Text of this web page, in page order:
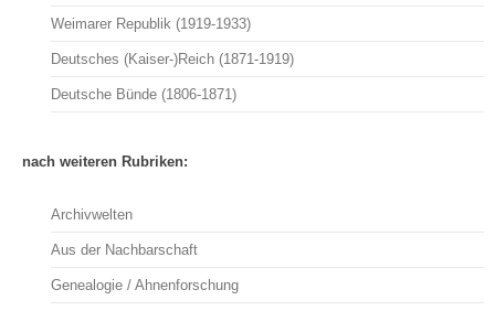
Weimarer Republik (1919-1933)
Deutsches (Kaiser-)Reich (1871-1919)
Deutsche Bünde (1806-1871)
nach weiteren Rubriken:
Archivwelten
Aus der Nachbarschaft
Genealogie / Ahnenforschung